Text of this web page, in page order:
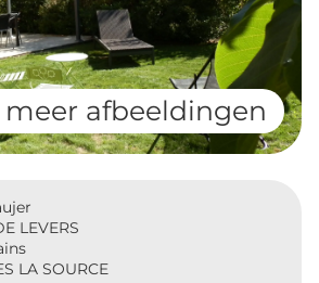
meer afbeeldingen
LEVERS
LA SOURCE